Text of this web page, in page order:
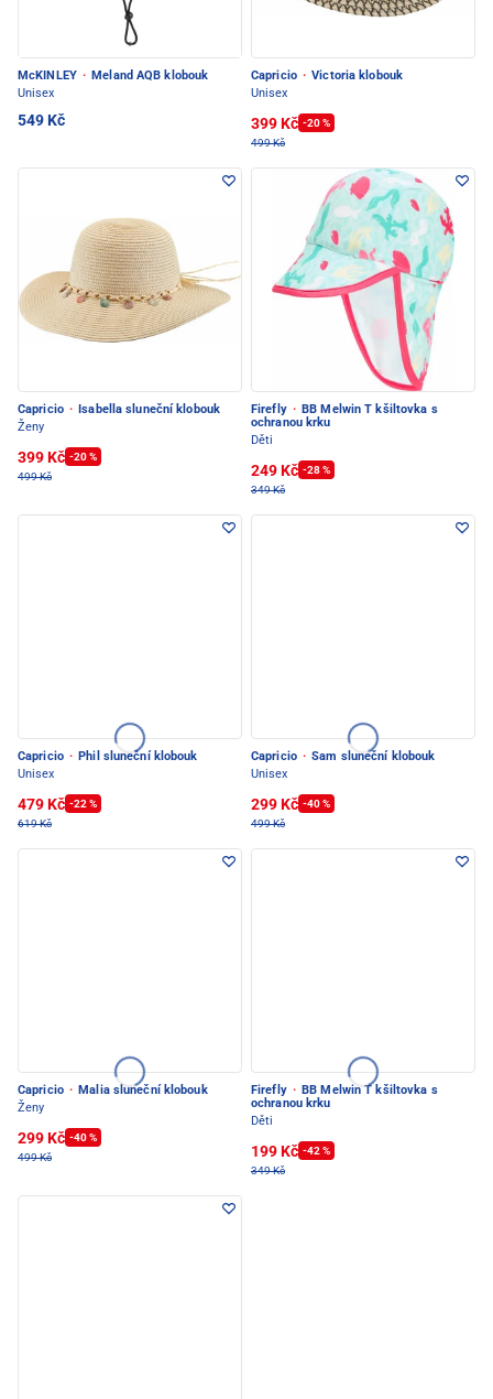
McKINLEY · Meland AQB klobouk
Unisex
549 Kč
Capricio · Victoria klobouk
Unisex
399 Kč -20 %
499 Kč
Capricio ·
Isabella sluneční klobouk
Ženy
399 Kč -20 %
499 Kč
Firefly · BB Melwin T kšiltovka s
ochranou krku
Děti
249 Kč -28 %
349 Kč
Capricio · Phil sluneční klobouk
Unisex
479 Kč -22 %
619 Kč
Capricio · Sam sluneční klobouk
Unisex
299 Kč -40 %
499 Kč
Capricio · Malia sluneční klobouk
Ženy
299 Kč -40 %
499 Kč
Firefly · BB Melwin T kšiltovka s
ochranou krku
Děti
199 Kč -42 %
349 Kč